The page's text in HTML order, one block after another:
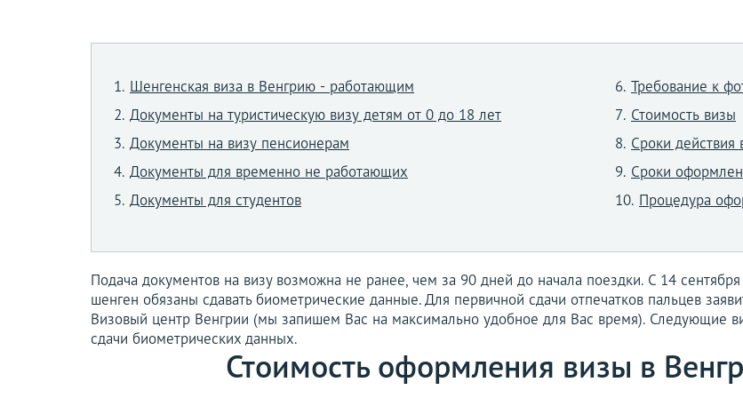
Шенгенская виза в Венгрию - работающим
Документы на туристическую визу детям от 0 до 18 лет
Документы на визу пенсионерам
Документы для временно не работающих
Документы для студентов
Требование к
Стоимость визы
Сроки действия
Сроки
Процедура
Подача документов на визу возможна не ранее, чем за 90 дней до начала поездки. С 14
шенген обязаны сдавать биометрические данные. Для первичной сдачи отпечатков пальцев
Визовый центр Венгрии (мы запишем Вас на максимально удобное для Вас время). Следующие
сдачи биометрических данных.
Стоимость оформления визы в